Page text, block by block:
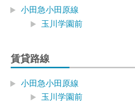
小田急小田原線
玉川学園前
賃貸路線
小田急小田原線
玉川学園前